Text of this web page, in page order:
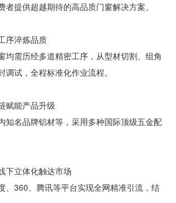
者提供超越期待的高品质门窗解决方案。
序淬炼品质
均需历经多道精密工序，从型材切割、组角
试，全程标准化作业流程。
赋能产品升级
知名品牌铝材等，采用多种国际顶级五金配
下立体化触达市场
、360、腾讯等平台实现全网精准引流，结